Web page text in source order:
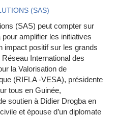
(SAS)
(SAS) peut compter sur
amplifier les initiatives
impact positif sur les grands
International des
la Valorisation de
(RIFLA -VESA), présidente
tous en Guinée,
soutien à Didier Drogba en
et épouse d’un diplomate